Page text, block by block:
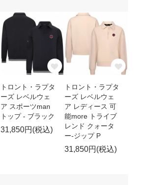
トロント・ラプタ
ーズ レベルウェ
ア スポーツman
トップ - ブラック
31,850円(税込)
トロント・ラプタ
ーズ レベルウェ
ア レディース 可
能more トライブ
レンド クォータ
ー-ジップ P
31,850円(税込)